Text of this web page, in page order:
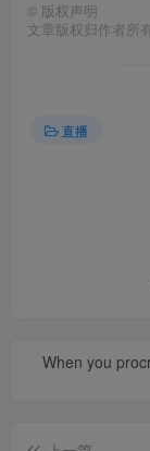
© 版权声明
文章版权归作者所
直播
When you